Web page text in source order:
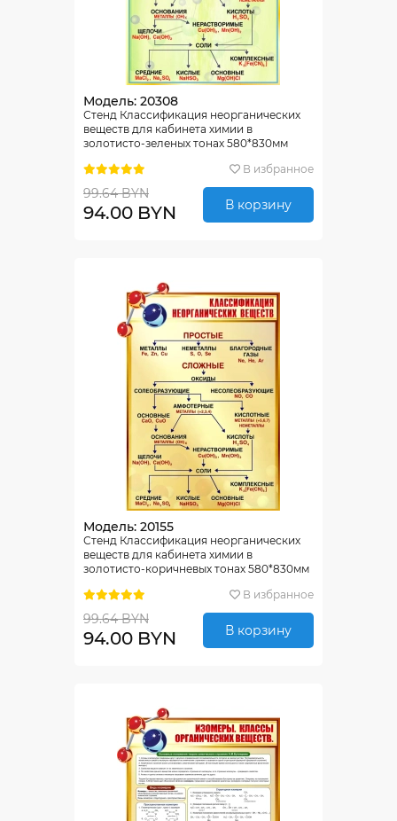
Модель: 20308
Стенд Классификация неорганических
веществ для кабинета химии в
золотисто-зеленых тонах 580*830мм
В избранное
99.64 BYN
94.00 BYN В корзину
Модель: 20155
Стенд Классификация неорганических
веществ для кабинета химии в
золотисто-коричневых тонах 580*830мм
В избранное
99.64 BYN
94.00 BYN В корзину